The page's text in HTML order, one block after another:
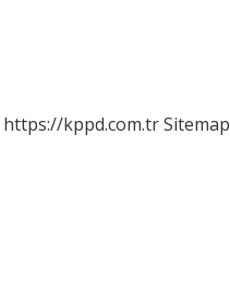
https://kppd.com.trSitemap